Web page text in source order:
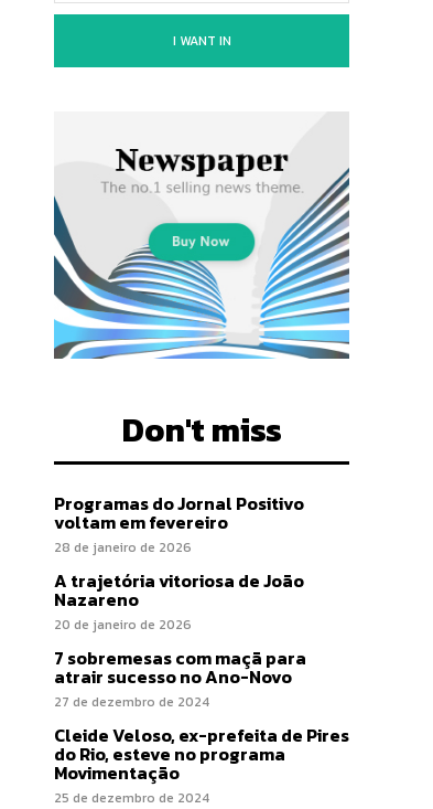
I WANT IN
Don't miss
Programas do Jornal Positivo
voltam em fevereiro
28 de janeiro de 2026
A trajetória vitoriosa de João
Nazareno
20 de janeiro de 2026
7 sobremesas com maçã para
atrair sucesso no Ano-Novo
27 de dezembro de 2024
Cleide Veloso, ex-prefeita de Pires
do Rio, esteve no programa
Movimentação
25 de dezembro de 2024